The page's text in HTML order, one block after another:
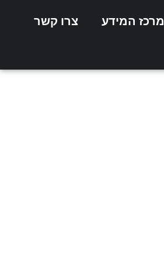
מרכז המידע
צרו קשר